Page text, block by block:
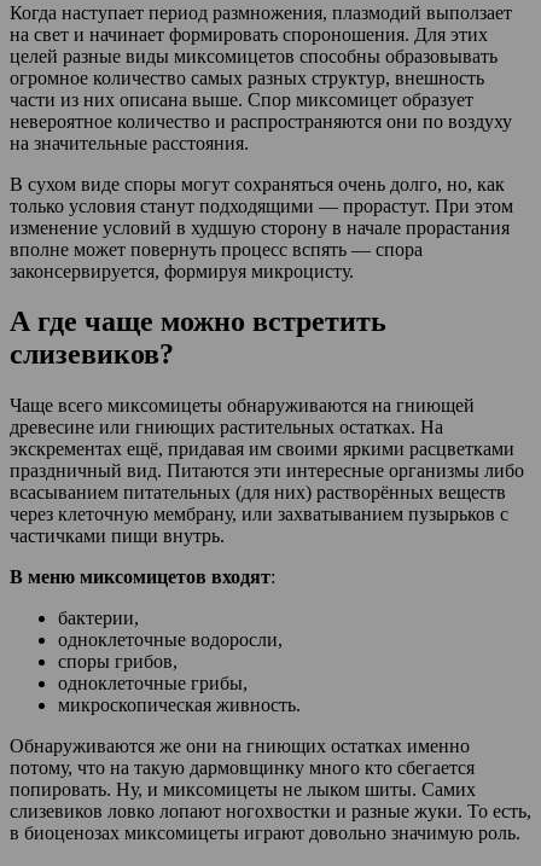
Когда наступает период размножения, плазмодий выползает
на свет и начинает формировать спороношения. Для этих
целей разные виды миксомицетов способны образовывать
огромное количество самых разных структур, внешность
части из них описана выше. Спор миксомицет образует
невероятное количество и распространяются они по воздуху
на значительные расстояния.
В сухом виде споры могут сохраняться очень долго, но, как
только условия станут подходящими — прорастут. При этом
изменение условий в худшую сторону в начале прорастания
вполне может повернуть процесс вспять — спора
законсервируется, формируя микроцисту.
А где чаще можно встретить
слизевиков?
Чаще всего миксомицеты обнаруживаются на гниющей
древесине или гниющих растительных остатках. На
экскрементах ещё, придавая им своими яркими расцветками
праздничный вид. Питаются эти интересные организмы либо
всасыванием питательных (для них) растворённых веществ
через клеточную мембрану, или захватыванием пузырьков с
частичками пищи внутрь.
В меню миксомицетов входят:
бактерии,
одноклеточные водоросли,
споры грибов,
одноклеточные грибы,
микроскопическая живность.
Обнаруживаются же они на гниющих остатках именно
потому, что на такую дармовщинку много кто сбегается
попировать. Ну, и миксомицеты не лыком шиты. Самих
слизевиков ловко лопают ногохвостки и разные жуки. То есть,
в биоценозах миксомицеты играют довольно значимую роль.